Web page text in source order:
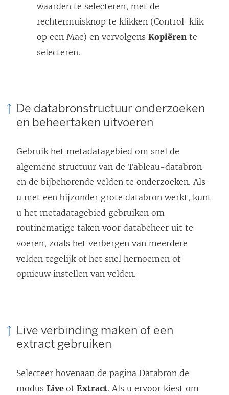
waarden te selecteren, met de
rechtermuisknop te klikken (Control-klik
op een Mac) en vervolgens Kopiëren te
selecteren.
De databronstructuur onderzoeken
en beheertaken uitvoeren
Gebruik het metadatagebied om snel de
algemene structuur van de Tableau-databron
en de bijbehorende velden te onderzoeken. Als
u met een bijzonder grote databron werkt, kunt
u het metadatagebied gebruiken om
routinematige taken voor databeheer uit te
voeren, zoals het verbergen van meerdere
velden tegelijk of het snel hernoemen of
opnieuw instellen van velden.
Live verbinding maken of een
extract gebruiken
Selecteer bovenaan de pagina Databron de
modus Live of Extract. Als u ervoor kiest om